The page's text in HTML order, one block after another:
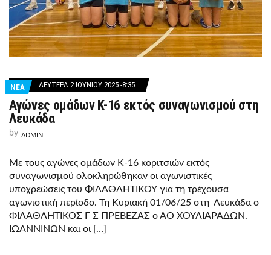
ΝΕΑ ΔΕΥΤΈΡΑ 2 ΙΟΥΝΊΟΥ 2025 -8:35
Αγώνες ομάδων Κ-16 εκτός συναγωνισμού στη
Λευκάδα
by ADMIN
Με τους αγώνες ομάδων Κ-16 κοριτσιών εκτός
συναγωνισμού ολοκληρώθηκαν οι αγωνιστικές
υποχρεώσεις του ΦΙΛΑΘΛΗΤΙΚΟΥ για τη τρέχουσα
αγωνιστική περίοδο. Τη Κυριακή 01/06/25 στη Λευκάδα ο
ΦΙΛΑΘΛΗΤΙΚΟΣ Γ Σ ΠΡΕΒΕΖΑΣ ο ΑΟ ΧΟΥΛΙΑΡΑΔΩΝ.
ΙΩΑΝΝΙΝΩΝ και οι […]